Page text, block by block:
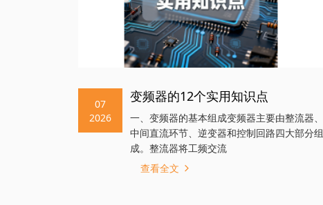
07
2026
变频器的12个实用知识点
一、变频器的基本组成变频器主要由整流器、
中间直流环节、逆变器和控制回路四大部分组
成。整流器将工频交流
查看全文